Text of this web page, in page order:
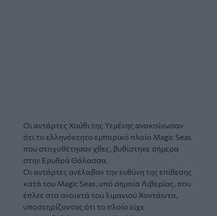
Οι αντάρτες Χούθι της Υεμένης ανακοίνωσαν
ότι το ελληνόκτητο εμπορικό πλοίο Magic Seas
που στοχοθέτησαν χθες, βυθίστηκε σήμερα
στην Ερυθρά Θάλασσα.
Οι αντάρτες ανέλαβαν την ευθύνη της επίθεσης
κατά του Magic Seas, υπό σημαία Λιβερίας, που
έπλεε στα ανοικτά του λιμανιού Χοντάιντα,
υποστηρίζοντας ότι το πλοίο είχε